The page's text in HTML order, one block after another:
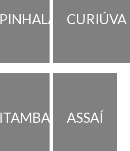
PINHALÃO CURIÚVA
ITAMBARACÁ
ASSAÍ